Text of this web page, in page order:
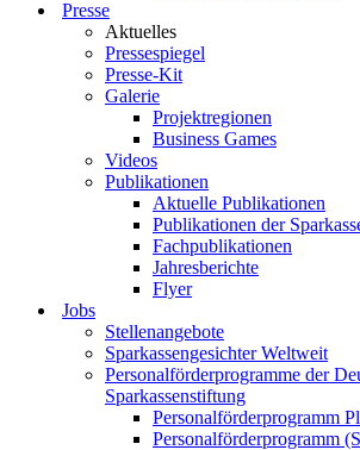
Presse
Aktuelles
Pressespiegel
Presse-Kit
Galerie
Projektregionen
Business Games
Videos
Publikationen
Aktuelle Publikationen
Publikationen der
Fachpublikationen
Jahresberichte
Flyer
Jobs
Stellenangebote
Sparkassengesichter Weltweit
Personalförderprogramme der
Sparkassenstiftung
Personalförderprogramm
Personalförderprogramm